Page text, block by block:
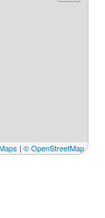
| © OpenStreetMap